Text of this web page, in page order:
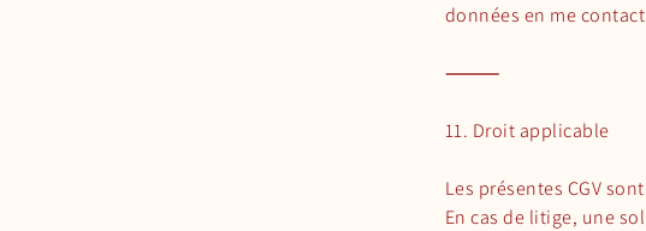
données en me
⸻
11. Droit applicable
Les présentes CGV
En cas de litige, une